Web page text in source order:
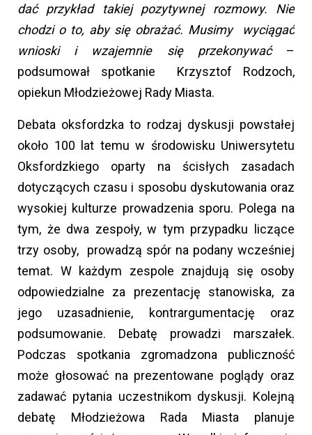
dać przykład takiej pozytywnej rozmowy. Nie
chodzi o to, aby się obrażać. Musimy wyciągać
wnioski i wzajemnie się przekonywać–
podsumował spotkanie Krzysztof Rodzoch,
opiekun Młodzieżowej Rady Miasta.
Debata oksfordzka to rodzaj dyskusji powstałej
około 100 lat temu w środowisku Uniwersytetu
Oksfordzkiego oparty na ścisłych zasadach
dotyczących czasu i sposobu dyskutowania oraz
wysokiej kulturze prowadzenia sporu. Polega na
tym, że dwa zespoły, w tym przypadku liczące
trzy osoby, prowadzą spór na podany wcześniej
temat. W każdym zespole znajdują się osoby
odpowiedzialne za prezentację stanowiska, za
jego uzasadnienie, kontrargumentację oraz
podsumowanie. Debatę prowadzi marszałek.
Podczas spotkania zgromadzona publiczność
może głosować na prezentowane poglądy oraz
zadawać pytania uczestnikom dyskusji. Kolejną
debatę Młodzieżowa Rada Miasta planuje